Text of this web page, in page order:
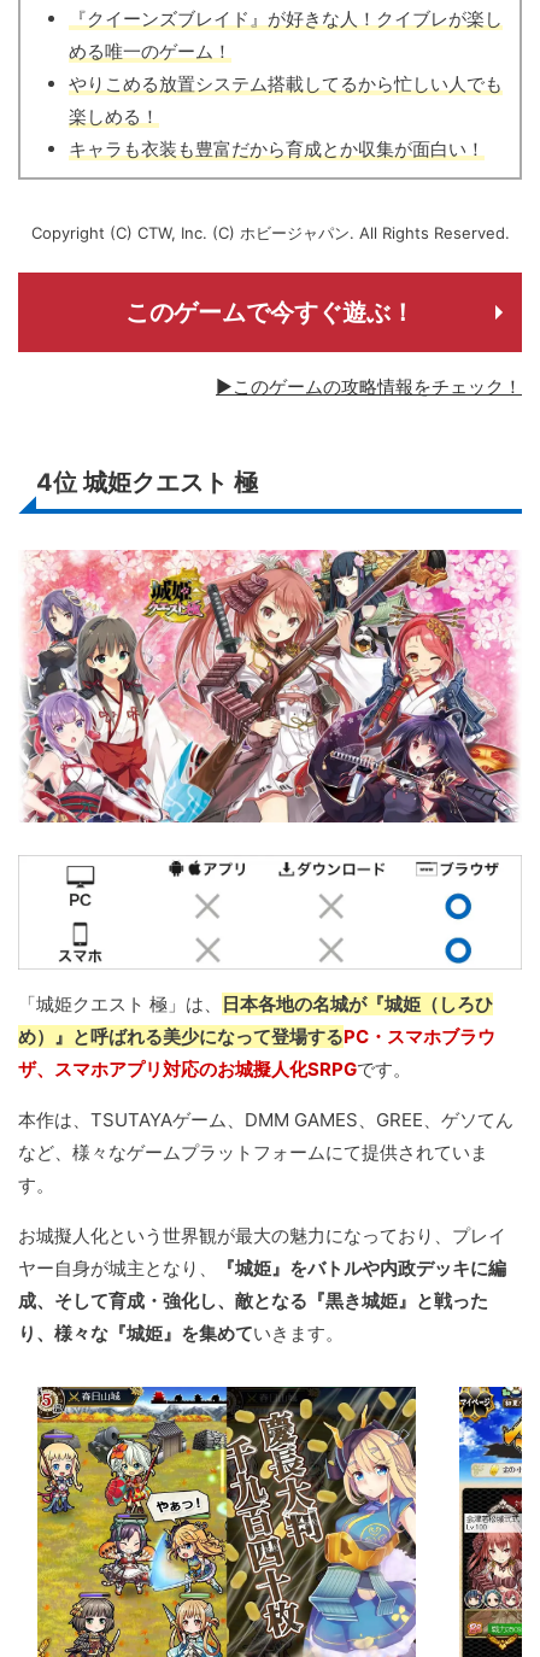
『クイーンズブレイド』が好きな人！クイブレが楽し
める唯一のゲーム！
やりこめる放置システム搭載してるから忙しい人でも
楽しめる！
キャラも衣装も豊富だから育成とか収集が面白い！
Copyright (C) CTW, Inc. (C) ホビージャパン. All Rights Reserved.
このゲームで今すぐ遊ぶ！
▶このゲームの攻略情報をチェック！
4位城姫クエスト 極
「城姫クエスト 極」は、
日本各地の名城が『城姫（しろひ
め）』と呼ばれる美少になって登場するPC・スマホブラウ
ザ、スマホアプリ対応のお城擬人化SRPGです。
本作は、TSUTAYAゲーム、DMM GAMES、GREE、ゲソてん
など、様々なゲームプラットフォームにて提供されていま
す。
お城擬人化という世界観が最大の魅力になっており、プレイ
ヤー自身が城主となり、
『城姫』をバトルや内政デッキに編
成、そして育成・強化し、敵となる『黒き城姫』と戦った
り、様々な『城姫』を集めていきます。